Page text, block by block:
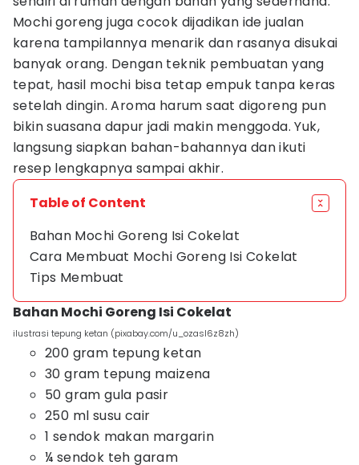
Mochi goreng juga cocok dijadikan ide jualan
karena tampilannya menarik dan rasanya disukai
banyak orang. Dengan teknik pembuatan yang
tepat, hasil mochi bisa tetap empuk tanpa keras
setelah dingin. Aroma harum saat digoreng pun
bikin suasana dapur jadi makin menggoda. Yuk,
langsung siapkan bahan-bahannya dan ikuti
resep lengkapnya sampai akhir.
Table of Content
Bahan Mochi Goreng Isi Cokelat
Cara Membuat Mochi Goreng Isi Cokelat
Tips Membuat
Bahan Mochi Goreng Isi Cokelat
ilustrasi tepung ketan (pixabay.com/u_ozasl6z8zh)
200 gram tepung ketan
30 gram tepung maizena
50 gram gula pasir
250 ml susu cair
1 sendok makan margarin
¼ sendok teh garam